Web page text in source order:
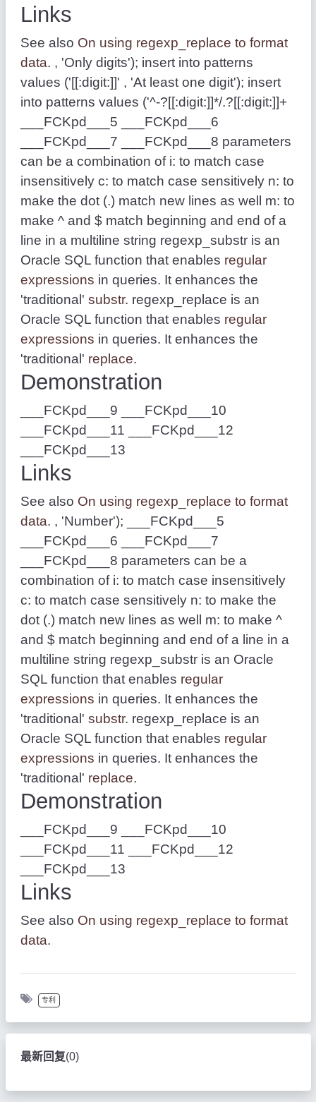
Links
See also On using regexp_replace to format
data. , 'Only digits'); insert into patterns
values ('[[:digit:]]' , 'At least one digit'); insert
into patterns values ('^-?[[:digit:]]*/.?[[:digit:]]+
___FCKpd___5 ___FCKpd___6
___FCKpd___7 ___FCKpd___8 parameters
can be a combination of i: to match case
insensitively c: to match case sensitively n: to
make the dot (.) match new lines as well m: to
make ^ and $ match beginning and end of a
line in a multiline string regexp_substr is an
Oracle SQL function that enables regular
expressions in queries. It enhances the
'traditional' substr. regexp_replace is an
Oracle SQL function that enables regular
expressions in queries. It enhances the
'traditional' replace.
Demonstration
___FCKpd___9 ___FCKpd___10
___FCKpd___11 ___FCKpd___12
___FCKpd___13
Links
See also On using regexp_replace to format
data. , 'Number'); ___FCKpd___5
___FCKpd___6 ___FCKpd___7
___FCKpd___8 parameters can be a
combination of i: to match case insensitively
c: to match case sensitively n: to make the
dot (.) match new lines as well m: to make ^
and $ match beginning and end of a line in a
multiline string regexp_substr is an Oracle
SQL function that enables regular
expressions in queries. It enhances the
'traditional' substr. regexp_replace is an
Oracle SQL function that enables regular
expressions in queries. It enhances the
'traditional' replace.
Demonstration
___FCKpd___9 ___FCKpd___10
___FCKpd___11 ___FCKpd___12
___FCKpd___13
Links
See also On using regexp_replace to format
data.
专利
最新回复(0)